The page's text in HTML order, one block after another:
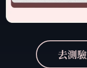
去測驗